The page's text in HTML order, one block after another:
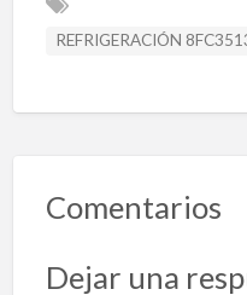
k
REFRIGERACIÓN
Comentarios
Dejar una